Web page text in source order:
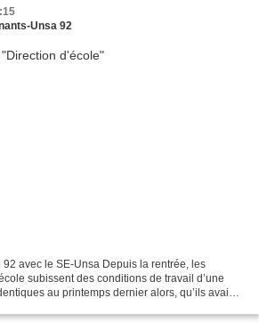
Unsa 92
avec le SE-Unsa Depuis la rentrée, les
subissent des conditions de travail d’une
au printemps dernier alors, qu’ils avaient